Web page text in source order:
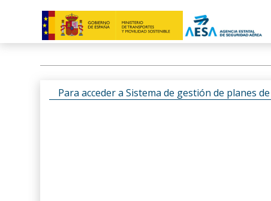
Para acceder a Sistema de gestión de planes